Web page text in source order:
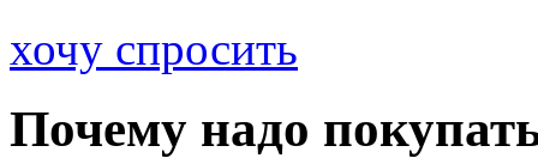
хочу спросить
Почему надо